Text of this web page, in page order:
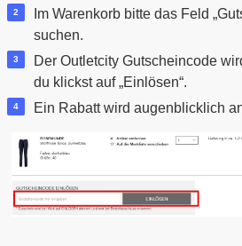
Im Warenkorb bitte das Feld
suchen.
Der Outletcity Gutscheincode
du klickst auf „Einlösen“.
Ein Rabatt wird augenblicklich